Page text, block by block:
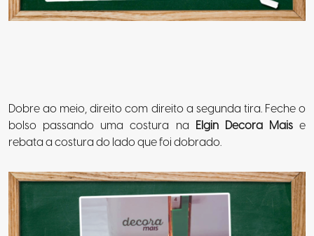
Dobre ao meio, direito com direito a segunda tira. Feche o
bolso passando uma costura na Elgin Decora Maise
rebata a costura do lado que foi dobrado.